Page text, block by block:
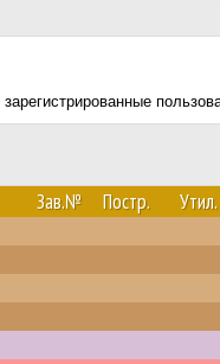
Зав.№ Постр. Утил.